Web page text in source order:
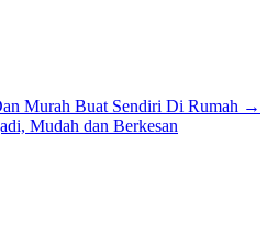
Murah Buat Sendiri Di Rumah →
Mudah dan Berkesan